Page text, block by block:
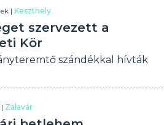
|Keszthely
szervezett a
Kör
szándékkal hívták
Zalavár